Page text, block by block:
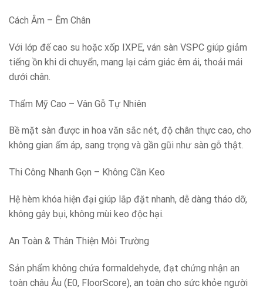
Cách Âm – Êm Chân
Với lớp đế cao su hoặc xốp IXPE, ván sàn VSPC giúp giảm
tiếng ồn khi di chuyển, mang lại cảm giác êm ái, thoải mái
dưới chân.
Thẩm Mỹ Cao – Vân Gỗ Tự Nhiên
Bề mặt sàn được in hoa văn sắc nét, độ chân thực cao, cho
không gian ấm áp, sang trọng và gần gũi như sàn gỗ thật.
Thi Công Nhanh Gọn – Không Cần Keo
Hệ hèm khóa hiện đại giúp lắp đặt nhanh, dễ dàng tháo dỡ,
không gây bụi, không mùi keo độc hại.
An Toàn & Thân Thiện Môi Trường
Sản phẩm không chứa formaldehyde, đạt chứng nhận an
toàn châu Âu (E0, FloorScore), an toàn cho sức khỏe người